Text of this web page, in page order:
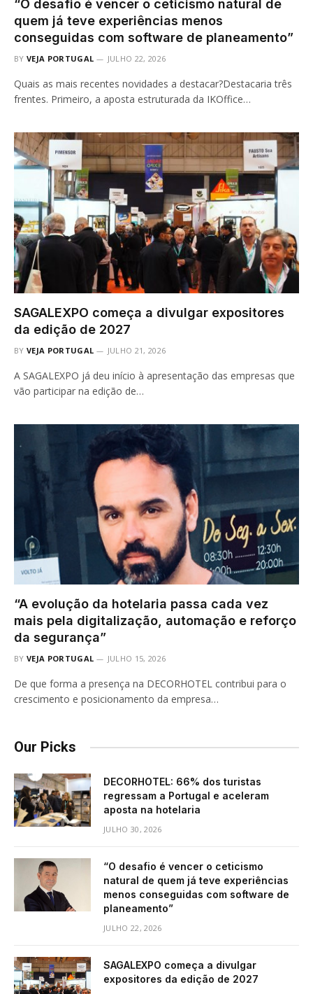
“O desafio é vencer o ceticismo natural de
quem já teve experiências menos
conseguidas com software de planeamento”
BY VEJA PORTUGAL JULHO 22, 2026
Quais as mais recentes novidades a destacar?Destacaria três
frentes. Primeiro, a aposta estruturada da IKOffice…
SAGALEXPO começa a divulgar expositores
da edição de 2027
BY VEJA PORTUGAL JULHO 21, 2026
A SAGALEXPO já deu início à apresentação das empresas que
vão participar na edição de…
“A evolução da hotelaria passa cada vez
mais pela digitalização, automação e reforço
da segurança”
BY VEJA PORTUGAL JULHO 15, 2026
De que forma a presença na DECORHOTEL contribui para o
crescimento e posicionamento da empresa…
Our Picks
DECORHOTEL: 66% dos turistas
regressam a Portugal e aceleram
aposta na hotelaria
JULHO 30, 2026
“O desafio é vencer o ceticismo
natural de quem já teve experiências
menos conseguidas com software de
planeamento”
JULHO 22, 2026
SAGALEXPO começa a divulgar
expositores da edição de 2027